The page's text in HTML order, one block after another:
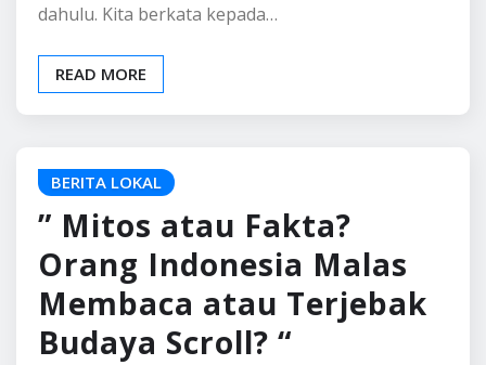
dahulu. Kita berkata kepada…
READ MORE
BERITA LOKAL
” Mitos atau Fakta?
Orang Indonesia Malas
Membaca atau Terjebak
Budaya Scroll? “